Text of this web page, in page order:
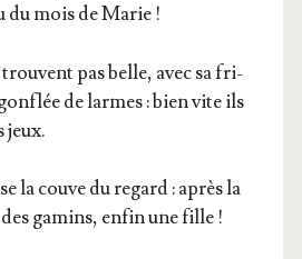
du mois de Marie !
pas belle, avec sa fri­
de larmes : bien vite ils
jeux.
la couve du regard : après la
gamins, enfin une fille !